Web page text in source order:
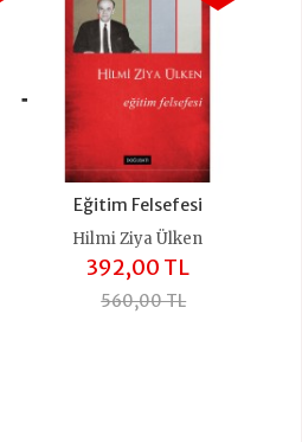
+
Eğitim Felsefesi
Hilmi Ziya Ülken
392,00 TL
560,00 TL